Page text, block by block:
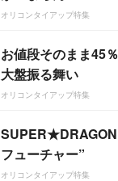
オリコンタイアップ特集
お値段そのまま45
大盤振る舞い
オリコンタイアップ特集
SUPER★DRAGON
フューチャー”
オリコンタイアップ特集